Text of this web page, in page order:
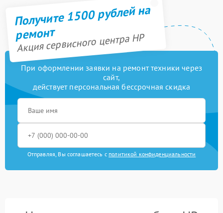
Получите 1500 рублей на
ремонт
Акция сервисного центра HP
При оформлении заявки на ремонт техники через
сайт,
действует персональная бессрочная скидка
Отправляя, Вы соглашаетесь с политикой конфиденциальности